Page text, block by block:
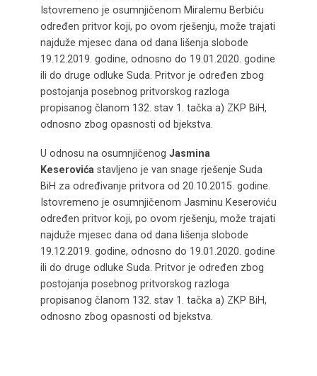
Istovremeno je osumnjičenom Miralemu Berbiću
određen pritvor koji, po ovom rješenju, može trajati
najduže mjesec dana od dana lišenja slobode
19.12.2019. godine, odnosno do 19.01.2020. godine
ili do druge odluke Suda. Pritvor je određen zbog
postojanja posebnog pritvorskog razloga
propisanog članom 132. stav 1. tačka a) ZKP BiH,
odnosno zbog opasnosti od bjekstva.
U odnosu na osumnjičenog Jasmina
Keserovića stavljeno je van snage rješenje Suda
BiH za određivanje pritvora od 20.10.2015. godine.
Istovremeno je osumnjičenom Jasminu Keseroviću
određen pritvor koji, po ovom rješenju, može trajati
najduže mjesec dana od dana lišenja slobode
19.12.2019. godine, odnosno do 19.01.2020. godine
ili do druge odluke Suda. Pritvor je određen zbog
postojanja posebnog pritvorskog razloga
propisanog članom 132. stav 1. tačka a) ZKP BiH,
odnosno zbog opasnosti od bjekstva.